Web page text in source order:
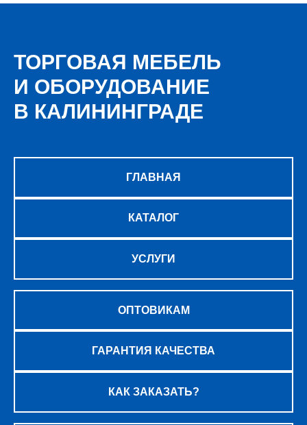
ТОРГОВАЯ МЕБЕЛЬ
И ОБОРУДОВАНИЕ
В КАЛИНИНГРАДЕ
ГЛАВНАЯ
КАТАЛОГ
УСЛУГИ
ОПТОВИКАМ
ГАРАНТИЯ КАЧЕСТВА
КАК ЗАКАЗАТЬ?